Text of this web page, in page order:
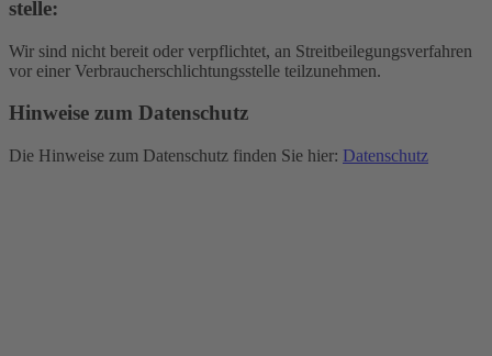
stelle:
Wir sind nicht bereit oder verpflichtet, an Streitbeilegungsverfahren
vor einer Verbraucherschlichtungsstelle teilzunehmen.
Hinweise zum Datenschutz
Die Hinweise zum Datenschutz finden Sie hier: Datenschutz